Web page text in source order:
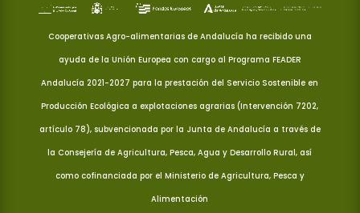
Cooperativas Agro-alimentarias de Andalucía ha recibido una
ayuda de la Unión Europea con cargo al Programa FEADER
Andalucía 2021-2027 para la prestación del Servicio Sostenible en
Producción Ecológica a explotaciones agrarias (Intervención 7202,
artículo 78), subvencionada por la Junta de Andalucía a través de
la Consejería de Agricultura, Pesca, Agua y Desarrollo Rural, así
como cofinanciada por el Ministerio de Agricultura, Pesca y
Alimentación